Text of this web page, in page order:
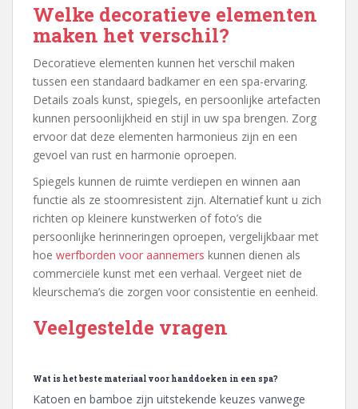
Welke decoratieve elementen
maken het verschil?
Decoratieve elementen kunnen het verschil maken
tussen een standaard badkamer en een spa-ervaring.
Details zoals kunst, spiegels, en persoonlijke artefacten
kunnen persoonlijkheid en stijl in uw spa brengen. Zorg
ervoor dat deze elementen harmonieus zijn en een
gevoel van rust en harmonie oproepen.
Spiegels kunnen de ruimte verdiepen en winnen aan
functie als ze stoomresistent zijn. Alternatief kunt u zich
richten op kleinere kunstwerken of foto’s die
persoonlijke herinneringen oproepen, vergelijkbaar met
hoe werfborden voor aannemers kunnen dienen als
commerciële kunst met een verhaal. Vergeet niet de
kleurschema’s die zorgen voor consistentie en eenheid.
Veelgestelde vragen
Wat is het beste materiaal voor handdoeken in een spa?
Katoen en bamboe zijn uitstekende keuzes vanwege